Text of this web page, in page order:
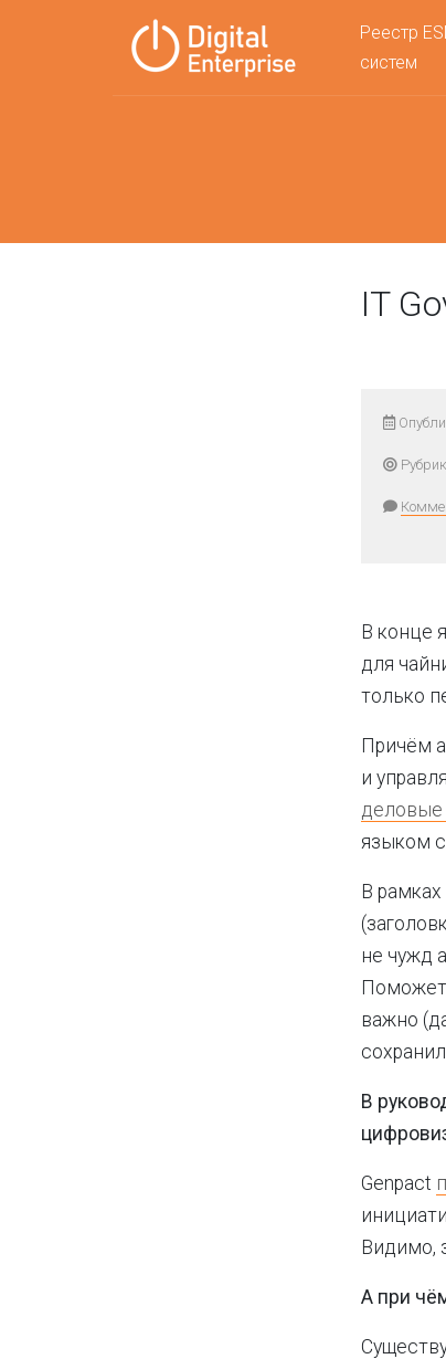
Реестр
систем
IT
В конце
для
только
Причём
и
деловые
языком
В
не чужд
Поможет
важно
В
Genpact
Видимо,
А при